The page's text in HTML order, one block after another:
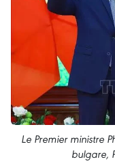
Le Premier ministre
bulgare,